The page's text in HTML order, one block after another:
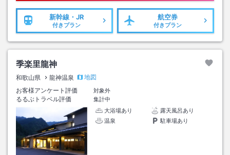
新幹線・JR
付きプラン
航空券
付きプラン
季楽里龍神
和歌山県 龍神温泉
地図
お客様アンケート評価
対象外
るるぶトラベル評価
集計中
大浴場あり
露天風呂あり
温泉
駐車場あり